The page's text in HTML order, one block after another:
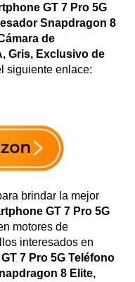
GT 7 Pro 5G
Snapdragon 8
de
Gris, Exclusivo de
siguiente enlace:
brindar la mejor
GT 7 Pro 5G
motores de
interesados en
7 Pro 5G Teléfono
8 Elite,